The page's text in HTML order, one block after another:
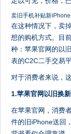
卖旧手机补贴新
在这种情况下，卖
想的购机方式。目
种：苹果官网的以
表的C2C二手交易平
对于消费者来说，
1.苹果官网以旧换新
在苹果官网，消费
件的旧iPhone送回